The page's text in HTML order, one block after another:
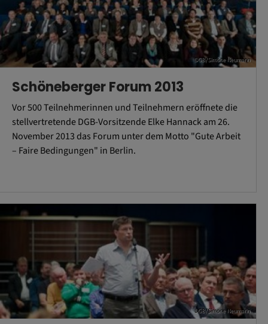
DGB/Simone Neumann
Schöneberger Forum 2013
Vor 500 Teilnehmerinnen und Teilnehmern eröffnete die
stellvertretende DGB-Vorsitzende Elke Hannack am 26.
November 2013 das Forum unter dem Motto "Gute Arbeit
– Faire Bedingungen" in Berlin.
DGB/Simone Neumann